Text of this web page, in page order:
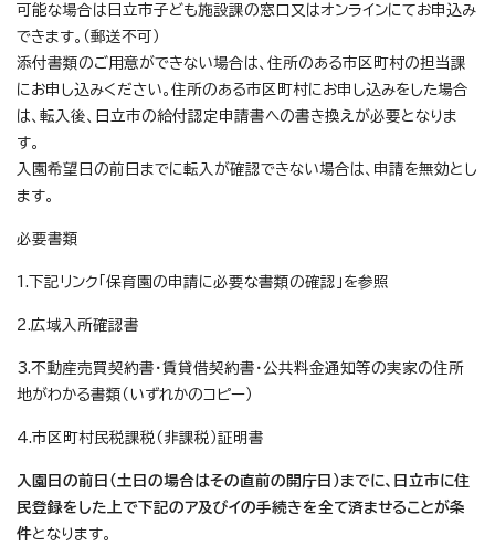
可能な場合は日立市子ども施設課の窓口又はオンラインにてお申込み
できます。（郵送不可）
添付書類のご用意ができない場合は、住所のある市区町村の担当課
にお申し込みください。住所のある市区町村にお申し込みをした場合
は、転入後、日立市の給付認定申請書への書き換えが必要となりま
す。
入園希望日の前日までに転入が確認できない場合は、申請を無効とし
ます。
必要書類
1.下記リンク「保育園の申請に必要な書類の確認」を参照
2.広域入所確認書
3.不動産売買契約書・賃貸借契約書・公共料金通知等の実家の住所
地がわかる書類（いずれかのコピー）
4.市区町村民税課税（非課税）証明書
入園日の前日（土日の場合はその直前の開庁日）までに、日立市に住
民登録をした上で下記のア及びイの手続きを全て済ませることが条
件となります。